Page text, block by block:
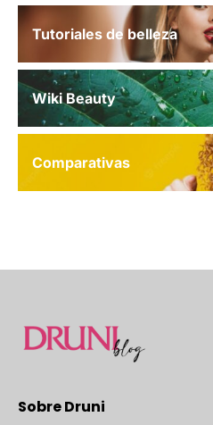
Tutoriales de belleza
Wiki Beauty
Comparativas
Sobre Druni